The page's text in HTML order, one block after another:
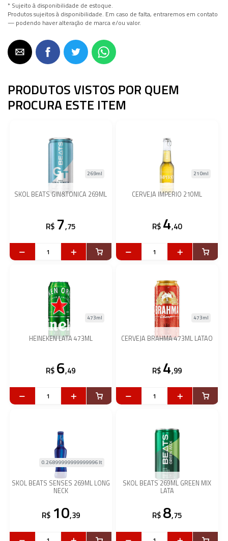
* Sujeito à disponibilidade de estoque.
Produtos sujeitos à disponibilidade. Em caso de falta, entraremos em contato
— podendo haver alteração de marca e/ou valor.
PRODUTOS VISTOS POR QUEM
PROCURA ESTE ITEM
SKOL BEATS GIN&TONICA 269ML
269ml
R$ 7,75
CERVEJA IMPERIO 210ML
210ml
R$ 4,40
HEINEKEN LATA 473ML
473ml
R$ 6,49
CERVEJA BRAHMA 473ML LATAO
473ml
R$ 4,99
SKOL BEATS SENSES 269ML LONG
NECK
0.26899999999999996 lt
R$ 10,39
SKOL BEATS 269ML GREEN MIX
LATA
R$ 8,75